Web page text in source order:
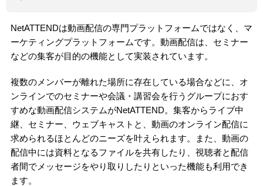
NetATTENDは動画配信の専門プラットフォームではなく、マ
ーケティングプラットフォームです。動画配信は、セミナー
などの集客が目的の機能として実装されています。
複数のメンバーが離れた場所に存在している場合などに、オ
ンラインでのセミナーや会議・講習会を行うグループにおす
すめな動画配信システムがNetATTEND。集客からライブ中
継、セミナー、ウェブキャストと、動画のオンライン配信に
求められるほとんどのニーズを叶えられます。
また、動画の
配信中には資料となるファイルを共有したり、視聴者と配信
者間でメッセージをやり取りしたり といった機能も利用でき
ます。